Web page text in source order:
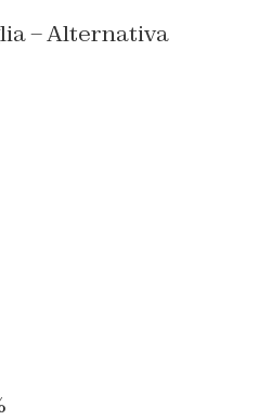
– Alternativa